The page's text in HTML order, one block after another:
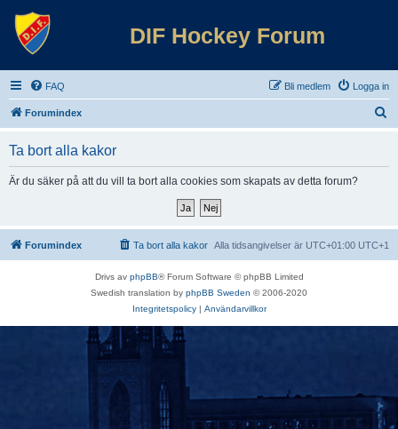
DIF Hockey Forum
FAQ Logga in
Bli medlem
Forumindex
Ta bort alla kakor
Är du säker på att du vill ta bort alla cookies som skapats av detta forum?
Forumindex Alla tidsangivelser är UTC+01:00 UTC+1
Ta bort alla kakor
Drivs av phpBB® Forum Software © phpBB Limited
Swedish translation by phpBB Sweden © 2006-2020
Integritetspolicy| Användarvillkor